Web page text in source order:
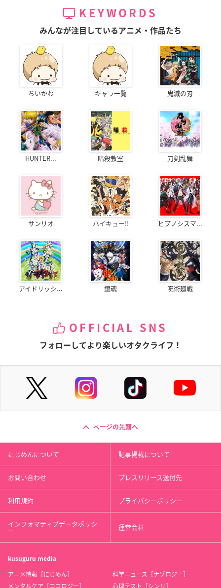
KEYWORDS
みんなが注目しているアニメ・作品たち
ちいかわ キャラ一覧 鬼滅の刃
HUNTER... 暗殺教室 刀剣乱舞
サンリオ ハイキュー!! ヒプノシスマ...
アイドリッシ... 銀魂 呪術廻戦
OFFICIAL SNS
フォローしてより楽しいオタクライフ！
ページの先頭へ
にじめんについて 記事掲載について
お問い合わせ プレスリリース送付先
利用規約 プライバシーポリシー
インフォマティブデータポリシ
ー 運営会社
kusuguru media
アニメ情報［にじめん］
科学ニュース［ナゾロジー］
メンタルケア［ココロジー］
心理テスト［シンリ］